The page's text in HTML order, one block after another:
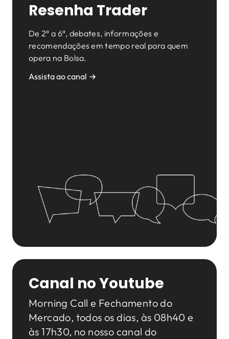
Resenha Trader
De 2ª a 6ª, debates, informações e
recomendações em tempo real para quem
opera na Bolsa.
Assista ao canal
Canal no Youtube
Morning Call e Fechamento do
Mercado, todos os dias, às 08h40 e
às 17h30, no nosso canal do